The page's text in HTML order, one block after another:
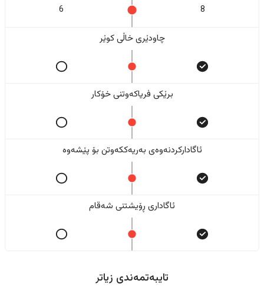
8
6
چاودێری خاڵی کوێر
برێکی فریاکەوتنی خۆکار
ئاگادارکردنەوەی بەریەککەوتن بۆ پێشەوە
ئاگاداری ڕۆیشتنی شەقام
تایبەتمەندی زیاتر